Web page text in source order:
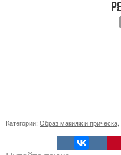
Категории: Образ макияж и прическа